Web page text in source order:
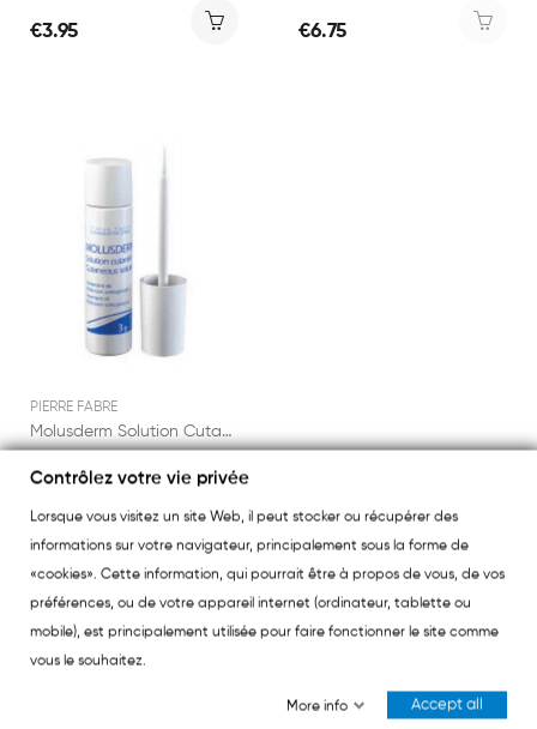
€3.95 €6.75
PIERRE FABRE
Molusderm Solution Cutanée 3g
€13.90
Contrôlez votre vie privée
Lorsque vous visitez un site Web, il peut stocker ou récupérer des
informations sur votre navigateur, principalement sous la forme de
«cookies». Cette information, qui pourrait être à propos de vous, de vos
préférences, ou de votre appareil internet (ordinateur, tablette ou
mobile), est principalement utilisée pour faire fonctionner le site comme
vous le souhaitez.
More info Accept all